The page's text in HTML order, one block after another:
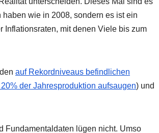
wie in 2008, sondern es ist ein
Inflationsraten, mit denen Viele bis zum
auf Rekordniveaus befindlichen
der Jahresproduktion aufsaugen) und
Fundamentaldaten lügen nicht. Umso